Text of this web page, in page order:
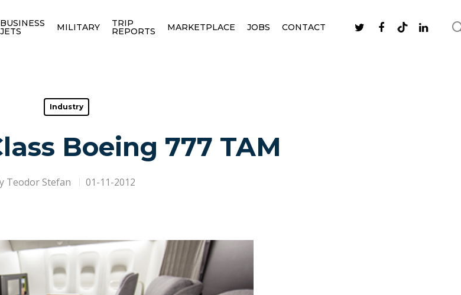
BUSINESS
JETS MILITARY TRIP
REPORTS MARKETPLACE JOBS CONTACT
Industry
Boeing 777 TAM
Teodor Stefan 01-11-2012